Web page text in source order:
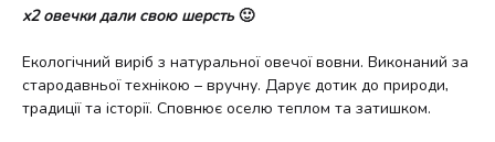
х2 овечки дали свою шерсть 🙂
Екологічний виріб з натуральної овечої вовни. Виконаний за
стародавньої технікою – вручну. Дарує дотик до природи,
традиції та історії. Сповнює оселю теплом та затишком.